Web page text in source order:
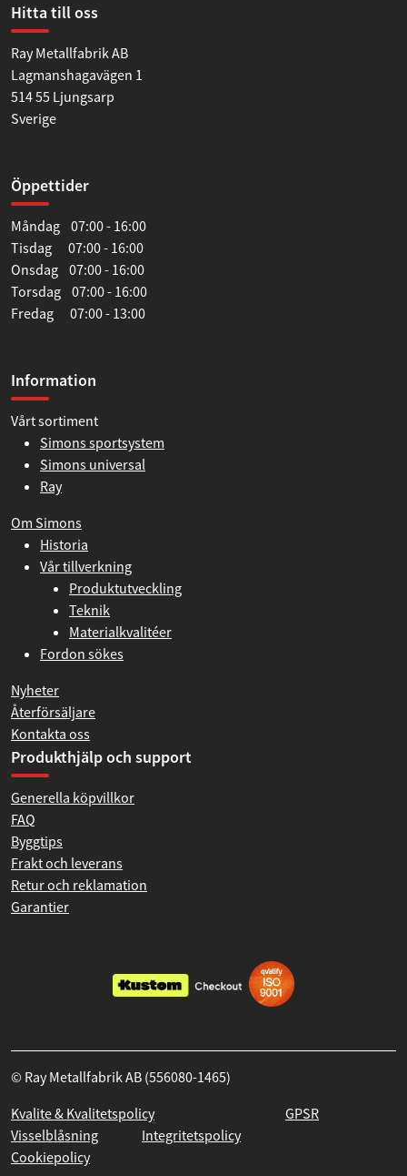
Hitta till oss
Ray Metallfabrik AB
Lagmanshagavägen 1
514 55 Ljungsarp
Sverige
Öppettider
Måndag 07:00 - 16:00
Tisdag 07:00 - 16:00
Onsdag 07:00 - 16:00
Torsdag 07:00 - 16:00
Fredag 07:00 - 13:00
Information
Vårt sortiment
Simons sportsystem
Simons universal
Ray
Om Simons
Historia
Vår tillverkning
Produktutveckling
Teknik
Materialkvalitéer
Fordon sökes
Nyheter
Återförsäljare
Kontakta oss
Produkthjälp och support
Generella köpvillkor
FAQ
Byggtips
Frakt och leverans
Retur och reklamation
Garantier
© Ray Metallfabrik AB (556080-1465)
Kvalite & Kvalitetspolicy
GPSR
Visselblåsning
Integritetspolicy
Cookiepolicy